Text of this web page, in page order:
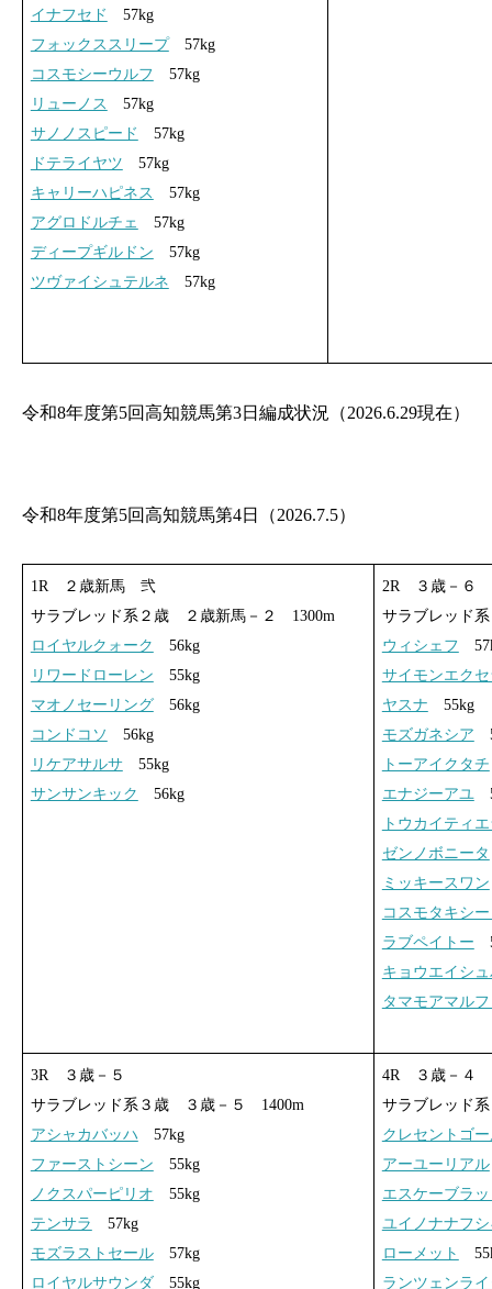
イナフセド
57kg
フォックススリープ57kg
コスモシーウルフ 57kg
リューノス
57kg
サノノスピード
57kg
ドテライヤツ 57kg
キャリーハピネス
57kg
アグロドルチェ
57kg
ディープギルドン 57kg
ツヴァイシュテルネ 57kg
令和8年度第5回高知競馬第3日編成状況（2026.6.29現在）
令和8年度第5回高知競馬第4日（2026.7.5）
1R ２歳新馬 弐
サラブレッド系２歳 ２歳新馬－２ 1300m
ロイヤルクォーク
56kg
リワードローレン 55kg
マオノセーリング56kg
コンドコソ
56kg
リケアサルサ55kg
サンサンキック
56kg
2R ３歳－６
サラブレッド
ウィシェフ
サイモンエク
ヤスナ 55kg
モズガネシア
トーアイクタチ
エナジーアユ
トウカイティ
ゼンノボニータ
ミッキースワン
コスモタキシ
ラブペイトー
キョウエイシ
タマモアマル
3R ３歳－５
サラブレッド系３歳 ３歳－５ 1400m
アシャカバッハ 57kg
ファーストシーン 55kg
ノクスパーピリオ 55kg
テンサラ
57kg
モズラストセール57kg
ロイヤルサウンダ55kg
4R ３歳－４
サラブレッド
クレセントゴ
アーユーリアル
エスケーブラ
ユイノナナフ
ローメット
ランツェンラ